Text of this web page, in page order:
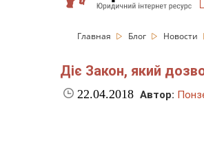
Главная Блог Новости
Діє Закон, який
22.04.2018 Автор: